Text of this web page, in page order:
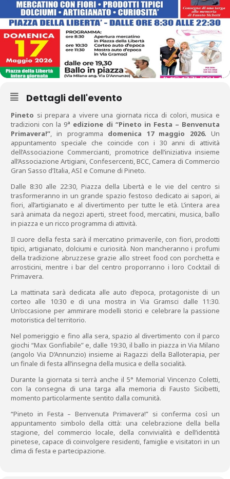
Dettagli dell'evento
Pineto si prepara a vivere una giornata ricca di colori, musica e
tradizioni con la 9ª edizione di “Pineto in Festa – Benvenuta
Primavera!”, in programma domenica 17 maggio 2026. Un
appuntamento speciale che coincide con i 30 anni di attività
dell’Associazione Commercianti, promotrice dell’iniziativa insieme
all’Associazione Artigiani, Confesercenti, BCC, Camera di Commercio
Gran Sasso d’Italia, ASI e Comune di Pineto.
Dalle 8:30 alle 22:30, Piazza della Libertà e le vie del centro si
trasformeranno in un grande spazio festoso dedicato ai sapori, ai
fiori, all’artigianato e al divertimento per tutte le età. L’intera area
sarà animata da negozi aperti, street food, mercatini, musica, ballo
in piazza e un ricco programma di attività.
Il cuore della festa sarà il mercatino primaverile, con fiori, prodotti
tipici, artigianato, dolciumi e curiosità. Non mancheranno i profumi
della tradizione abruzzese grazie allo street food con porchetta e
arrosticini, mentre i bar del centro proporranno i loro Cocktail di
Primavera.
La mattinata sarà dedicata alle auto d’epoca, protagoniste di un
corteo alle 10:30 e di una mostra in Via Gramsci dalle 11:30.
Un’occasione per ammirare modelli storici e celebrare la passione
motoristica del territorio.
Nel pomeriggio e fino alla sera, spazio al divertimento con il parco
giochi “Max Gonfiabile” e, dalle 19:30, il ballo in piazza in Via Milano
(angolo Via D’Annunzio) insieme ai Ragazzi della Balloterapia, per
un finale di festa all’insegna della musica e della socialità.
Durante la giornata si terrà anche il 5° Memorial Vincenzo Coletti,
con la consegna di una targa alla memoria di Fausto Sicibetti,
momento particolarmente sentito dalla comunità.
“Pineto in Festa – Benvenuta Primavera!” si conferma così un
appuntamento simbolo della città: una celebrazione della bella
stagione, del commercio locale, della convivialità e dell’identità
pinetese, capace di coinvolgere residenti, famiglie e visitatori in un
clima di festa e partecipazione.